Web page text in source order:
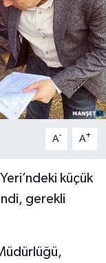
A- A+
küçük
gerekli